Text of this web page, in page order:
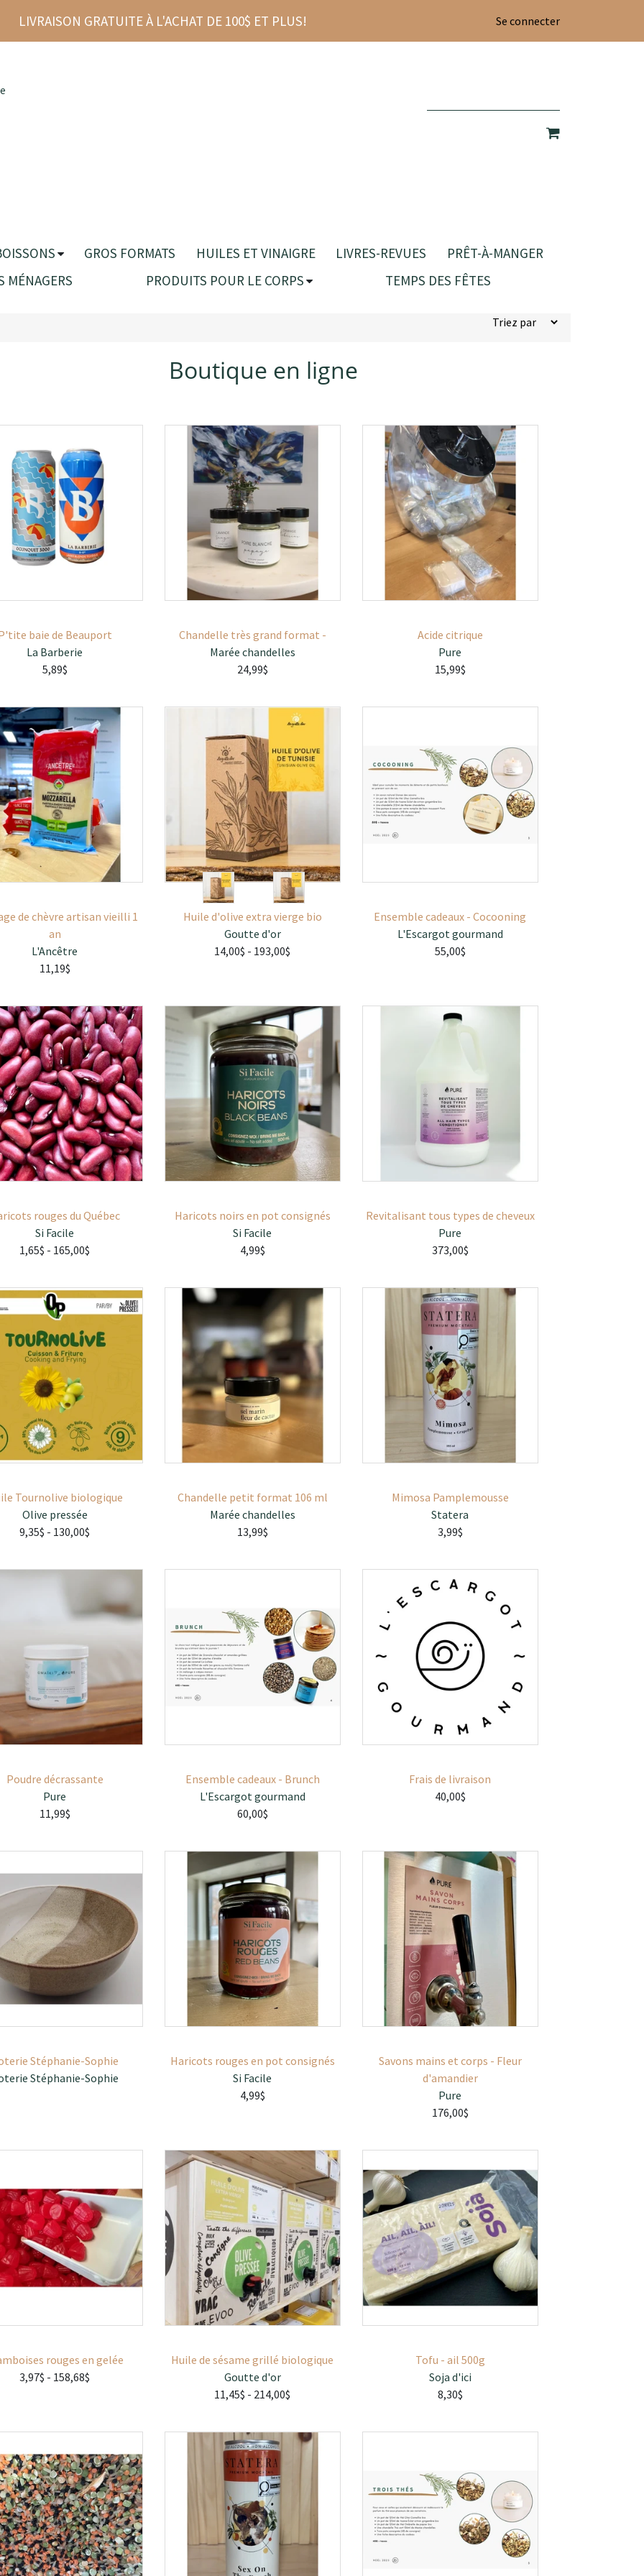
LIVRAISON GRATUITE À L'ACHAT DE 100$ ET PLUS! Se connecter
GROS FORMATS HUILES ET VINAIGRE LIVRES-REVUES
PRÊT-À-MANGER
MÉNAGERS
PRODUITS POUR LE CORPS TEMPS DES FÊTES
Boutique en ligne
baie de Beauport
La Barberie
5,89$
Chandelle très grand format -
Marée chandelles
24,99$
Acide citrique
Pure
15,99$
de chèvre artisan vieilli 1
an
L'Ancêtre
11,19$
Huile d'olive extra vierge bio
Goutte d'or
14,00$ - 193,00$
Ensemble cadeaux - Cocooning
L'Escargot gourmand
55,00$
rouges du Québec
Si Facile
1,65$ - 165,00$
Haricots noirs en pot consignés
Si Facile
4,99$
Revitalisant tous types de cheveux
Pure
373,00$
Tournolive biologique
Olive pressée
9,35$ - 130,00$
Chandelle petit format 106 ml
Marée chandelles
13,99$
Mimosa Pamplemousse
Statera
3,99$
Poudre décrassante
Pure
11,99$
Ensemble cadeaux - Brunch
L'Escargot gourmand
60,00$
Frais de livraison
40,00$
Stéphanie-Sophie
Stéphanie-Sophie
Haricots rouges en pot consignés
Si Facile
4,99$
Savons mains et corps - Fleur
d'amandier
Pure
176,00$
rouges en gelée
3,97$ - 158,68$
Huile de sésame grillé biologique
Goutte d'or
11,45$ - 214,00$
Tofu - ail 500g
Soja d'ici
8,30$